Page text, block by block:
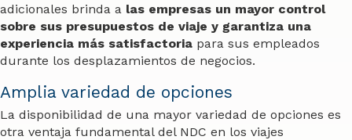
adicionales brinda a las empresas un mayor control
sobre sus presupuestos de viaje y garantiza una
experiencia más satisfactoria para sus empleados
durante los desplazamientos de negocios.
Amplia variedad de opciones
La disponibilidad de una mayor variedad de opciones es
otra ventaja fundamental del NDC en los viajes